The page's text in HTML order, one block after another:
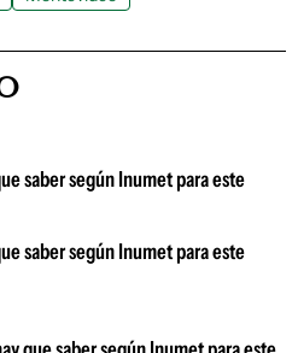
saber según Inumet para este
saber según Inumet para este